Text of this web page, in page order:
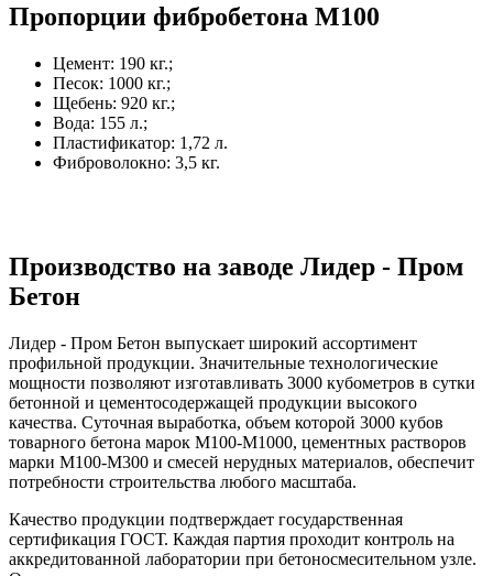
Пропорции фибробетона M100
Цемент: 190 кг.;
Песок: 1000 кг.;
Щебень: 920 кг.;
Вода: 155 л.;
Пластификатор: 1,72 л.
Фиброволокно: 3,5 кг.
Производство на заводе Лидер - Пром
Бетон
Лидер - Пром Бетон выпускает широкий ассортимент
профильной продукции. Значительные технологические
мощности позволяют изготавливать 3000 кубометров в сутки
бетонной и цементосодержащей продукции высокого
качества. Суточная выработка, объем которой 3000 кубов
товарного бетона марок М100-М1000, цементных растворов
марки М100-М300 и смесей нерудных материалов, обеспечит
потребности строительства любого масштаба.
Качество продукции подтверждает государственная
сертификация ГОСТ. Каждая партия проходит контроль на
аккредитованной лаборатории при бетоносмесительном узле.